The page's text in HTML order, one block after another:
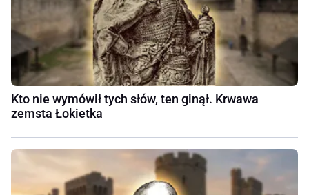
Kto nie wymówił tych słów, ten ginął. Krwawa
zemsta Łokietka